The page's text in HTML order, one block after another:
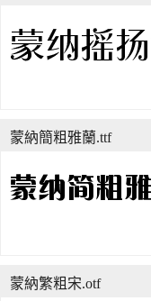
蒙納簡粗雅蘭.ttf
蒙納繁粗宋.otf